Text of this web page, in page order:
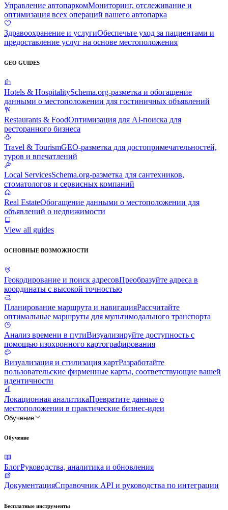
Управление автопаркомМониторинг, отслеживание и
оптимизация всех операций вашего автопарка
Здравоохранение и услугиОбеспечьте уход за пациентами и
предоставление услуг на основе местоположения
GEO GUIDES
Hotels & HospitalitySchema.org-разметка и обогащение
данными о местоположении для гостиничных объявлений
Restaurants & FoodОптимизация для AI-поиска для
ресторанного бизнеса
Travel & TourismGEO-разметка для достопримечательностей,
туров и впечатлений
Local ServicesSchema.org-разметка для сантехников,
стоматологов и сервисных компаний
Real EstateОбогащение данными о местоположении для
объявлений о недвижимости
View all guides
ОСНОВНЫЕ ВОЗМОЖНОСТИ
Геокодирование и поиск адресовПреобразуйте адреса в
координаты с высокой точностью
Планирование маршрута и навигацияРассчитайте
оптимальные маршруты для мультимодального транспорта
Анализ времени в путиВизуализируйте доступность с
помощью изохронного картографирования
Визуализация и стилизация картРазработайте
пользовательские фирменные карты, соответствующие вашей
идентичности
Локационная аналитикаПревратите данные о
местоположении в практические бизнес-идеи
Обучение
Обучение
БлогРуководства, аналитика и обновления
ДокументацияСправочник API и руководства по интеграции
Бесплатные инструменты